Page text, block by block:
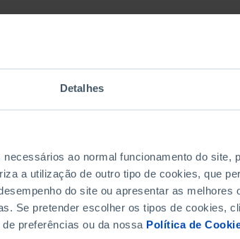
Detalhes
ao normal funcionamento do site,
a utilização de outro tipo de cookies, que
do site ou apresentar as melhores
Se pretender escolher os tipos de cookies,
preferências ou da nossa Política de
DE FIM